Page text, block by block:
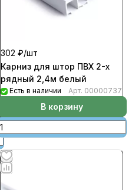
302 ₽/шт
Карниз для штор ПВХ 2-х
рядный 2,4м белый
Есть в наличии Арт. 00000737
В корзину